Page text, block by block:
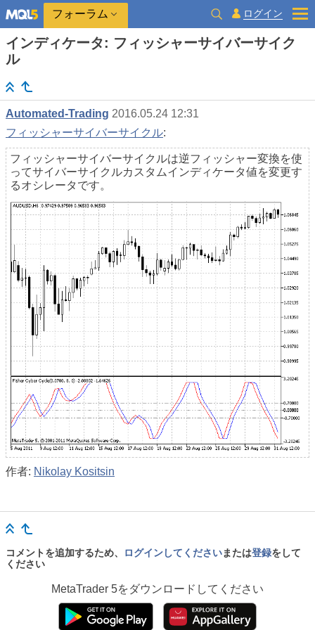
フォーラム ログイン
インディケータ: フィッシャーサイバーサイク
ル
Automated-Trading 2016.05.24 12:31
フィッシャーサイバーサイクル:
フィッシャーサイバーサイクルは逆フィッシャー変換を使
ってサイバーサイクルカスタムインディケータ値を変更す
るオシレータです。
作者: Nikolay Kositsin
コメントを追加するため、 ログインしてくださいまたは登録をして
ください
MetaTrader 5をダウンロードしてください